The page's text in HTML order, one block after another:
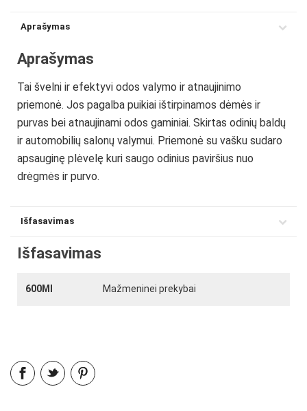
Aprašymas
Aprašymas
Tai švelni ir efektyvi odos valymo ir atnaujinimo
priemonė. Jos pagalba puikiai ištirpinamos dėmės ir
purvas bei atnaujinami odos gaminiai. Skirtas odinių baldų
ir automobilių salonų valymui. Priemonė su vašku sudaro
apsauginę plėvelę kuri saugo odinius paviršius nuo
drėgmės ir purvo.
Išfasavimas
Išfasavimas
600Ml Mažmeninei prekybai